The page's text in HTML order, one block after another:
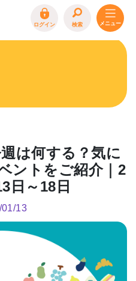
ログイン 検索
せ イベント情報募集
ーポリシー
は何する？気に
ントをご紹介｜2
日～18日
01/13